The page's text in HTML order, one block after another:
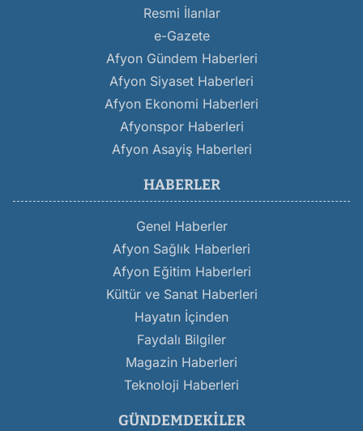
Resmi İlanlar
e-Gazete
Afyon Gündem Haberleri
Afyon Siyaset Haberleri
Afyon Ekonomi Haberleri
Afyonspor Haberleri
Afyon Asayiş Haberleri
HABERLER
Genel Haberler
Afyon Sağlık Haberleri
Afyon Eğitim Haberleri
Kültür ve Sanat Haberleri
Hayatın İçinden
Faydalı Bilgiler
Magazin Haberleri
Teknoloji Haberleri
GÜNDEMDEKILER